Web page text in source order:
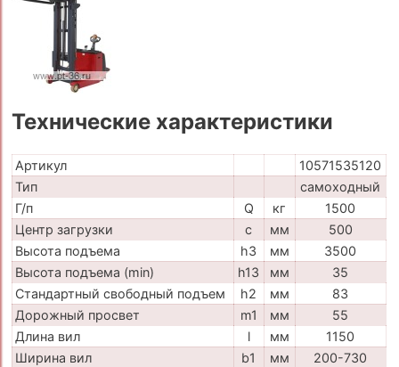
Технические характеристики
Артикул
10571535120
Тип
самоходный
Г/п
Q кг
1500
Центр загрузки
c мм
500
Высота подъема
h3 мм
3500
Высота подъема (min)
h13 мм
35
Стандартный свободный подъем
h2 мм
83
Дорожный просвет
m1 мм
55
Длина вил
l мм
1150
Ширина вил
b1 мм 200-730